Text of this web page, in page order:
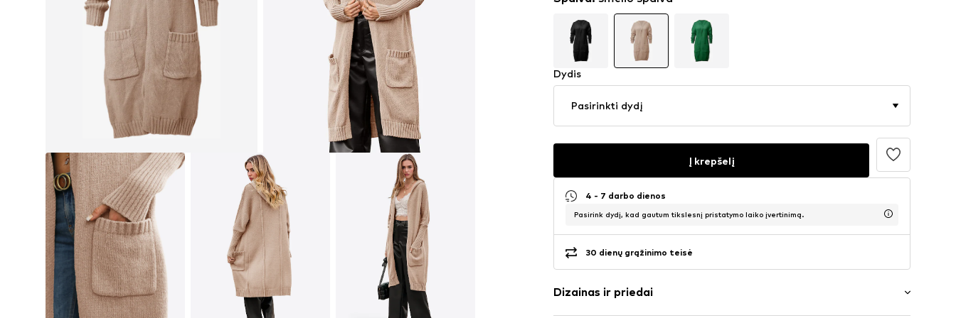
Dydis
Pasirinkti dydį
Į krepšelį
4 - 7 darbo dienos
Pasirink dydį, kad gautum tikslesnį pristatymo laiko įvertinimą.
30 dienų grąžinimo teisė
Dizainas ir priedai